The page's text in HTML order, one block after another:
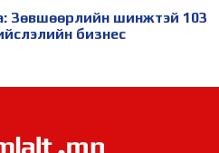
Зөвшөөрлийн шинжтэй 103
бизнес
ерөнхий хяналтын